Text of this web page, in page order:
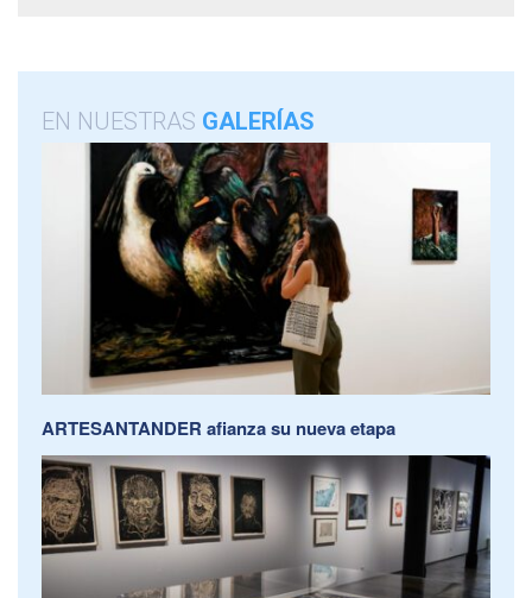
EN NUESTRAS GALERÍAS
ARTESANTANDER afianza su nueva etapa